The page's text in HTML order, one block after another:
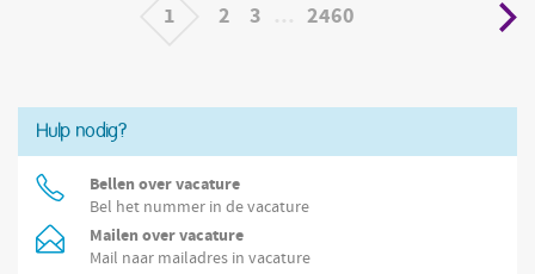
1 2 3 2460
Hulp nodig?
Bellen over vacature
Bel het nummer in de vacature
Mailen over vacature
Mail naar mailadres in vacature